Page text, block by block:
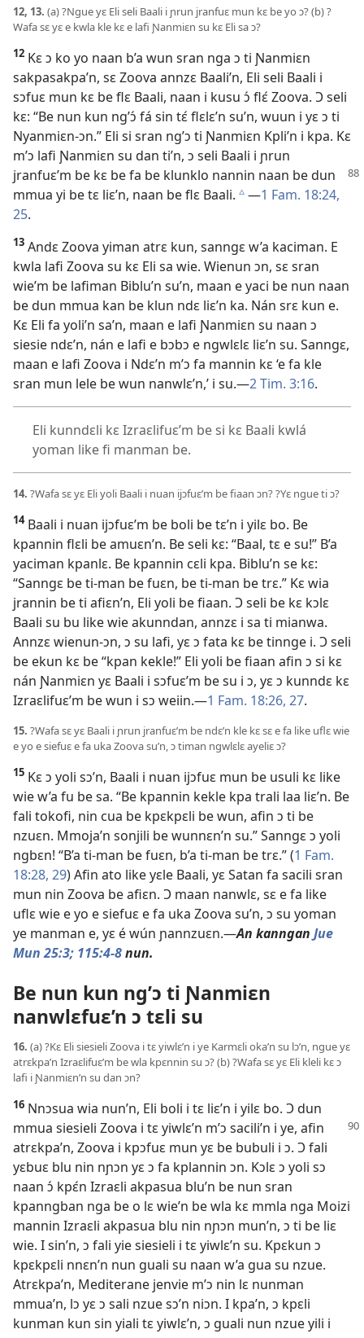
12, 13. (a) ?Ngue yɛ Eli seli Baali i ɲrun jranfuɛ mun kɛ be yo ɔ? (b) ?
Wafa sɛ yɛ e kwla kle kɛ e lafi Ɲanmiɛn su kɛ Eli sa ɔ?
12 Kɛ ɔ ko yo naan b’a wun sran nga ɔ ti Ɲanmiɛn
sakpasakpa’n, sɛ Zoova annzɛ Baali’n, Eli seli Baali i
sɔfuɛ mun kɛ be flɛ Baali, naan i kusu ɔ́ flɛ́ Zoova. Ɔ seli
kɛ: “Be nun kun ng’ɔ́ fá sin tɛ́ flɛlɛ’n su’n, wuun i yɛ ɔ ti
Nyanmiɛn-ɔn.” Eli si sran ng’ɔ ti Ɲanmiɛn Kpli’n i kpa. Kɛ
m’ɔ lafi Ɲanmiɛn su dan ti’n, ɔ seli Baali i ɲrun
jranfuɛ’m be kɛ be fa be klunklo nannin naan be dun
mmua yi be tɛ liɛ’n, naan be flɛ Baali. c​—1 Fam. 18:24,
25.
13 Andɛ Zoova yiman atrɛ kun, sanngɛ w’a kaciman. E
kwla lafi Zoova su kɛ Eli sa wie. Wienun ɔn, sɛ sran
wie’m be lafiman Biblu’n su’n, maan e yaci be nun naan
be dun mmua kan be klun ndɛ liɛ’n ka. Nán srɛ kun e.
Kɛ Eli fa yoli’n sa’n, maan e lafi Ɲanmiɛn su naan ɔ
siesie ndɛ’n, nán e lafi e bɔbɔ e ngwlɛlɛ liɛ’n su. Sanngɛ,
maan e lafi Zoova i Ndɛ’n m’ɔ fa mannin kɛ ‘e fa kle
sran mun lele be wun nanwlɛ’n,’ i su.​—2 Tim. 3:16.
Eli kunndɛli kɛ Izraɛlifuɛ’m be si kɛ Baali kwlá
yoman like fi manman be.
14. ?Wafa sɛ yɛ Eli yoli Baali i nuan ijɔfuɛ’m be fiaan ɔn? ?Yɛ ngue ti ɔ?
14Baali i nuan ijɔfuɛ’m be boli be tɛ’n i yilɛ bo. Be
kpannin flɛli be amuɛn’n. Be seli kɛ: “Baal, tɛ e su!” B’a
yaciman kpanlɛ. Be kpannin cɛli kpa. Biblu’n se kɛ:
“Sanngɛ be ti-man be fuɛn, be ti-man be trɛ.” Kɛ wia
jrannin be ti afiɛn’n, Eli yoli be fiaan. Ɔ seli be kɛ kɔlɛ
Baali su bu like wie akunndan, annzɛ i sa ti mianwa.
Annzɛ wienun-ɔn, ɔ su lafi, yɛ ɔ fata kɛ be tinnge i. Ɔ seli
be ekun kɛ be “kpan kekle!” Eli yoli be fiaan afin ɔ si kɛ
nán Ɲanmiɛn yɛ Baali i sɔfuɛ’m be su i ɔ, yɛ ɔ kunndɛ kɛ
Izraɛlifuɛ’m be wun i sɔ weiin.​—1 Fam. 18:26, 27.
15. ?Wafa sɛ yɛ Baali i ɲrun jranfuɛ’m be ndɛ’n kle kɛ sɛ e fa like uflɛ wie
e yo e siefuɛ e fa uka Zoova su’n, ɔ timan ngwlɛlɛ ayeliɛ ɔ?
15 Kɛ ɔ yoli sɔ’n, Baali i nuan ijɔfuɛ mun be usuli kɛ like
wie w’a fu be sa. “Be kpannin kekle kpa trali laa liɛ’n. Be
fali tokofi, nin cua be kpɛkpɛli be wun, afin ɔ ti be
nzuɛn. Mmoja’n sonjili be wunnɛn’n su.” Sanngɛ ɔ yoli
ngbɛn! “B’a ti-man be fuɛn, b’a ti-man be trɛ.” (1 Fam.
18:28, 29) Afin ato like yɛle Baali, yɛ Satan fa sacili sran
mun nin Zoova be afiɛn. Ɔ maan nanwlɛ, sɛ e fa like
uflɛ wie e yo e siefuɛ e fa uka Zoova su’n, ɔ su yoman
ye manman e, yɛ é wún ɲannzuɛn.​—An kanngan Jue
Mun 25:3; 115:4-8nun.
Be nun kun ng’ɔ ti Ɲanmiɛn
nanwlɛfuɛ’n ɔ tɛli su
16. (a) ?Kɛ Eli siesieli Zoova i tɛ yiwlɛ’n i ye Karmɛli oka’n su lɔ’n, ngue yɛ
atrɛkpa’n Izraɛlifuɛ’m be wla kpɛnnin su ɔ? (b) ?Wafa sɛ yɛ Eli kleli kɛ ɔ
lafi i Ɲanmiɛn’n su dan ɔn?
16 Nnɔsua wia nun’n, Eli boli i tɛ liɛ’n i yilɛ bo. Ɔ dun
mmua siesieli Zoova i tɛ yiwlɛ’n m’ɔ sacili’n i ye, afin
atrɛkpa’n, Zoova i kpɔfuɛ mun yɛ be bubuli i ɔ. Ɔ fali
yɛbuɛ blu nin nɲɔn yɛ ɔ fa kplannin ɔn. Kɔlɛ ɔ yoli sɔ
naan ɔ́ kpɛ́n Izraɛli akpasua blu’n be nun sran
kpanngban nga be o lɛ wie’n be wla kɛ mmla nga Moizi
mannin Izraɛli akpasua blu nin nɲɔn mun’n, ɔ ti be liɛ
wie. I sin’n, ɔ fali yie siesieli i tɛ yiwlɛ’n su. Kpɛkun ɔ
kpɛkpɛli nnɛn’n nun guali su naan w’a gua su nzue.
Atrɛkpa’n, Mediterane jenvie m’ɔ nin lɛ nunman
mmua’n, lɔ yɛ ɔ sali nzue sɔ’n niɔn. I kpa’n, ɔ kpɛli
kunman kun sin yiali tɛ yiwlɛ’n, ɔ guali nun nzue yili i